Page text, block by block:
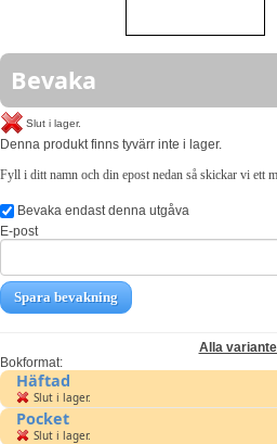
Bevaka
Slut i lager.
Denna produkt finns tyvärr inte i lager.
Fyll i ditt namn och din epost nedan så skickar vi ett
Bevaka endast denna utgåva
E-post
Spara bevakning
Alla
Bokformat:
Häftad
Slut i lager.
Pocket
Slut i lager.